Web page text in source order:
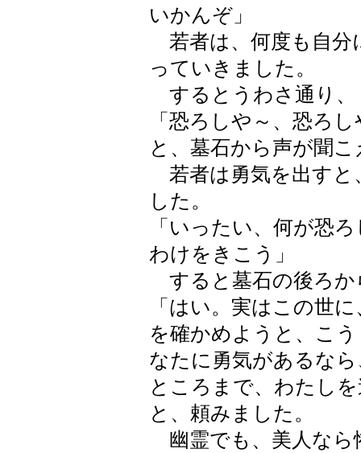
いかんぞ」
若者は、何度も自分
っていきました。
するとうわさ通り、
「恐ろしや～、恐ろ
と、墓石から声が聞
若者は勇気を出すと
した。
「いったい、何が恐
わけをきこう」
すると墓石の後ろか
「はい。実はこの世
を確かめようと、こ
なたに勇気があるな
ところまで、わたし
と、頼みました。
幽霊でも、美人なら